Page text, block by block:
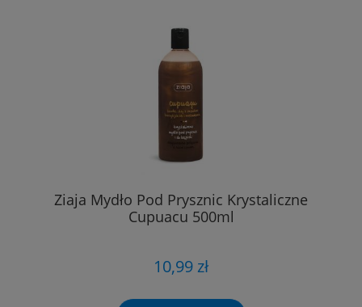
Ziaja Mydło Pod Prysznic Krystaliczne
Cupuacu 500ml
10,99 zł